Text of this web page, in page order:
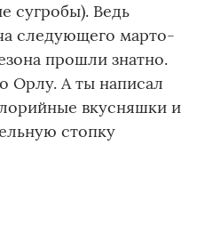
сугробы). Ведь
следующего марто-
прошли знатно.
Орлу. А ты написал
вкусняшки и
стопку